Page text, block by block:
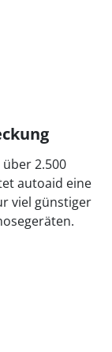
2.500
autoaid eine
viel günstiger